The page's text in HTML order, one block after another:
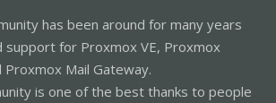
has been around for many years
support for Proxmox VE, Proxmox
Proxmox Mail Gateway.
is one of the best thanks to people